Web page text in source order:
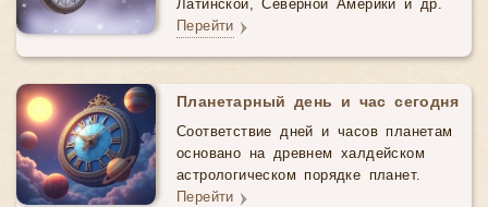
Латинской, Северной Америки и др.
Перейти
Планетарный день и час сегодня
Соответствие дней и часов планетам
основано на древнем халдейском
астрологическом порядке планет.
Перейти